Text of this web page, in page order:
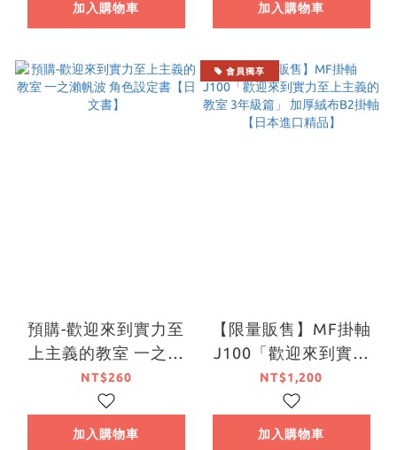
加入購物車 加入購物車
預購-歡迎來到實力至
上主義的教室 一之瀨
帆波 角色設定書【日
文書】
NT$260
加入購物車
會員獨享
【限量販售】MF掛軸
J100「歡迎來到實力
至上主義的教室 3年級
篇」 加厚絨布B2掛軸
【日本進口精品】
NT$1,200
加入購物車